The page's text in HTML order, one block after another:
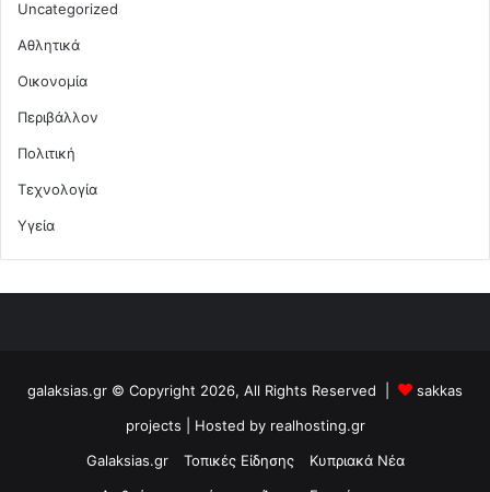
Uncategorized
Αθλητικά
Οικονομία
Περιβάλλον
Πολιτική
Τεχνολογία
Υγεία
galaksias.gr © Copyright 2026, All Rights Reserved |
sakkas
projects | Hosted by realhosting.gr
Galaksias.gr
Τοπικές Είδησης
Κυπριακά Νέα